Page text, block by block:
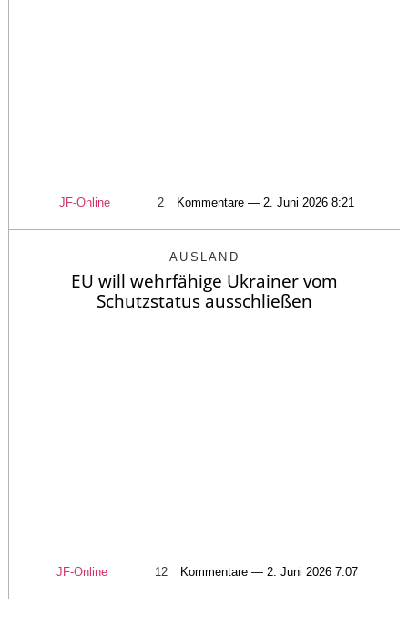
JF-Online 2 Kommentare — 2. Juni 2026 8:21
AUSLAND
EU will wehrfähige Ukrainer vom
Schutzstatus ausschließen
JF-Online 12 Kommentare — 2. Juni 2026 7:07